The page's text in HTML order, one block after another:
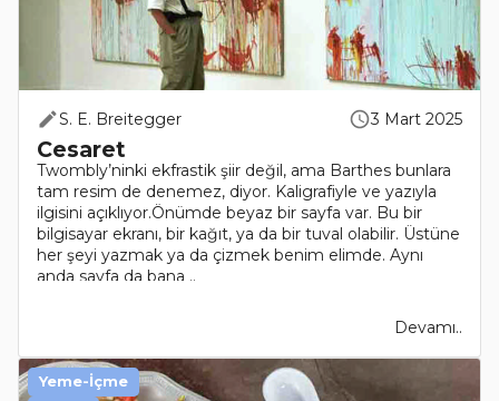
S. E. Breitegger 3 Mart 2025
Cesaret
Twombly’ninki ekfrastik şiir değil, ama Barthes bunlara
tam resim de denemez, diyor. Kaligrafiyle ve yazıyla
ilgisini açıklıyor.Önümde beyaz bir sayfa var. Bu bir
bilgisayar ekranı, bir kağıt, ya da bir tuval olabilir. Üstüne
her şeyi yazmak ya da çizmek benim elimde. Aynı
anda sayfa da bana ..
Devamı..
Yeme-İçme